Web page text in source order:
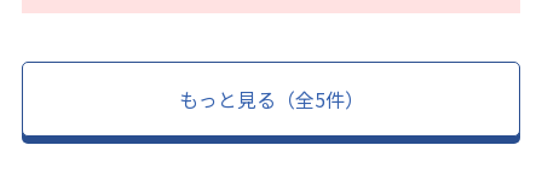
もっと見る（全5件）